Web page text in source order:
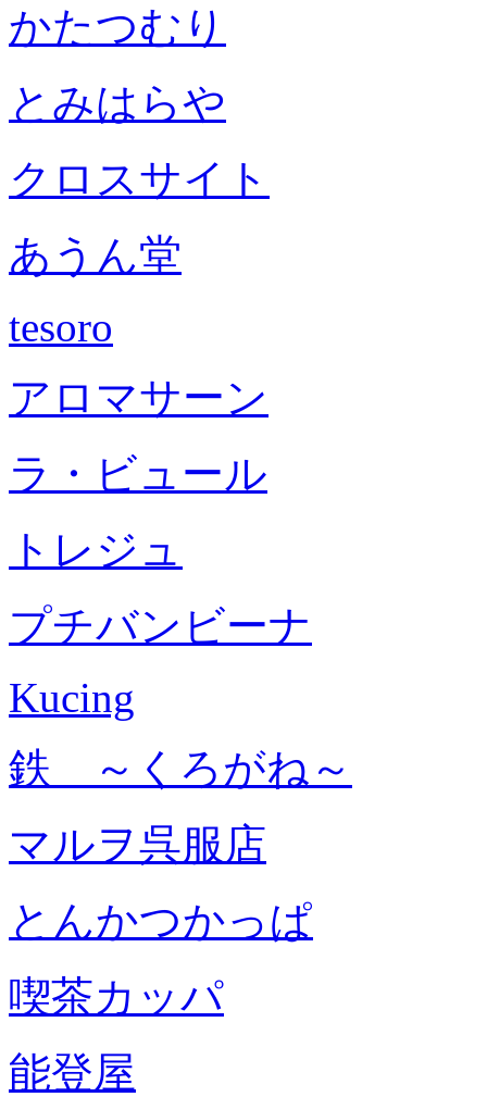
かたつむり
とみはらや
クロスサイト
あうん堂
tesoro
アロマサーン
ラ・ビュール
トレジュ
プチバンビーナ
Kucing
鉄 ～くろがね～
マルヲ呉服店
とんかつかっぱ
喫茶カッパ
能登屋